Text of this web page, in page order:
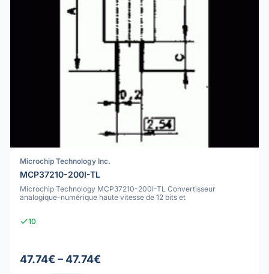
Microchip Technology Inc.
MCP37210-200I-TL
Microchip Technology MCP37210-200I-TL Convertisseur
analogique-numérique haute vitesse de 12 bits et
10
47.74€ – 47.74€